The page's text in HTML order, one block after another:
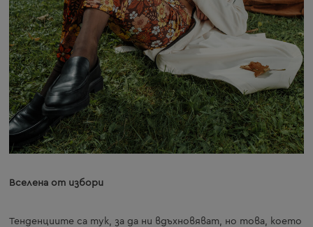
Вселена от избори
Тенденциите са тук, за да ни вдъхновяват, но това, което